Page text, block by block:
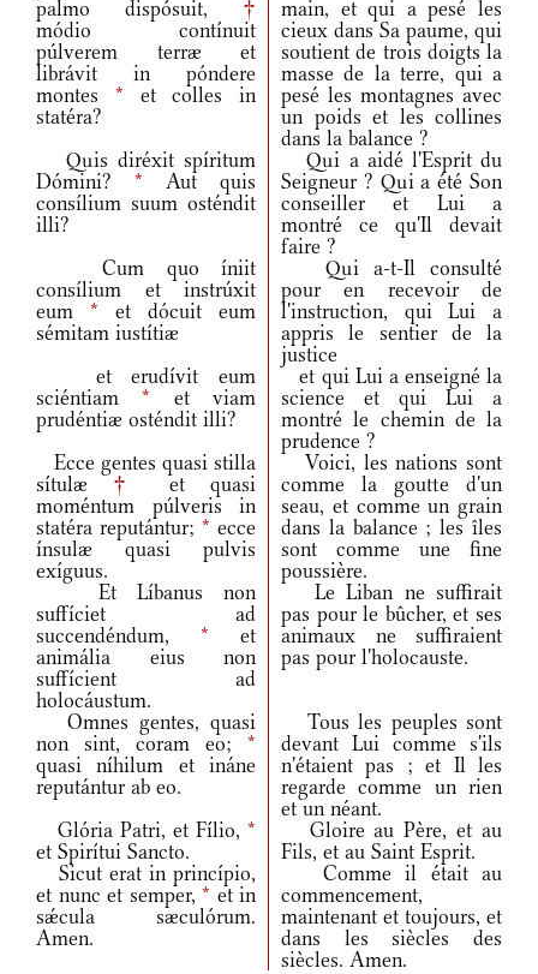
palmo dispósuit, †
módio contínuit
púlverem terræ et
librávit in póndere
montes * et colles in
statéra?
main, et qui a pesé les
cieux dans Sa paume, qui
soutient de trois doigts la
masse de la terre, qui a
pesé les montagnes avec
un poids et les collines
dans la balance ?
Quis diréxit spíritum
Dómini? * Aut quis
consílium suum osténdit
illi?
Qui a aidé l'Esprit du
Seigneur ? Qui a été Son
conseiller et Lui a
montré ce qu'Il devait
faire ?
Cum quo íniit
consílium et instrúxit
eum * et dócuit eum
sémitam iustítiæ
Qui a-t-Il consulté
pour en recevoir de
l'instruction, qui Lui a
appris le sentier de la
justice
et erudívit eum
sciéntiam* et viam
prudéntiæ osténdit illi?
et qui Lui a enseigné la
science et qui Lui a
montré le chemin de la
prudence ?
Ecce gentes quasi stilla
sítulæ †
et quasi
moméntum púlveris in
statéra reputántur; * ecce
ínsulæ quasi pulvis
exíguus.
Voici, les nations sont
comme la goutte d'un
seau, et comme un grain
dans la balance ; les îles
sont comme une fine
poussière.
Et Líbanus non
suffíciet ad
succendéndum, * et
animália eius non
suffícient ad
holocáustum.
Le Liban ne suffirait
pas pour le bûcher, et ses
animaux ne suffiraient
pas pour l'holocauste.
Omnes gentes, quasi
non sint, coram eo; *
quasi níhilum et ináne
reputántur ab eo.
Tous les peuples sont
devant Lui comme s'ils
n'étaient pas ; et Il les
regarde comme un rien
et un néant.
Glória Patri, et Fílio, *
et Spirítui Sancto.
Gloire au Père, et au
Fils, et au Saint Esprit.
Sicut erat in princípio,
et nunc et semper, * et in
sǽcula sæculórum.
Amen.
Comme il était au
commencement,
maintenant et toujours, et
dans les siècles des
siècles. Amen.